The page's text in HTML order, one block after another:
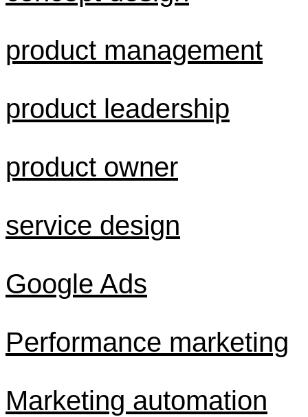
product management
product leadership
product owner
service design
Google Ads
Performance marketing
Marketing automation